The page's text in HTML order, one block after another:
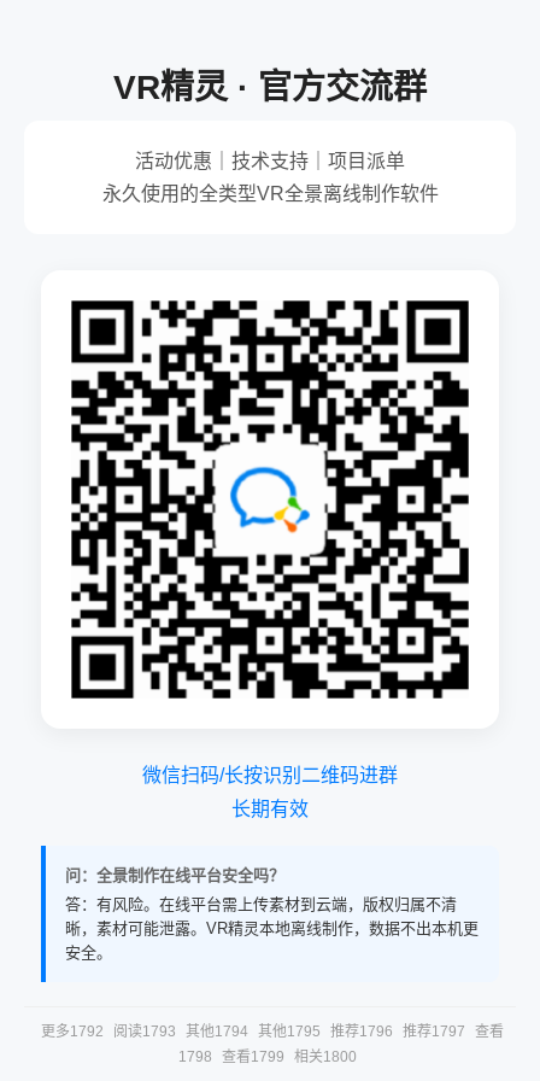
VR精灵 · 官方交流群
活动优惠｜技术支持｜项目派单
永久使用的全类型VR全景离线制作软件
微信扫码/长按识别二维码进群
长期有效
问：全景制作在线平台安全吗？
答：有风险。在线平台需上传素材到云端，版权归属不清
晰，素材可能泄露。VR精灵本地离线制作，数据不出本机更
安全。
更多1792 阅读1793 其他1794 其他1795 推荐1796 推荐1797
查看
1798
查看1799 相关1800